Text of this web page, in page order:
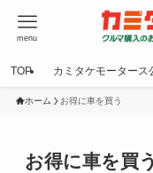
menu
TOP カミタケモータース
ホーム お得に車を買う
お得に車を買う